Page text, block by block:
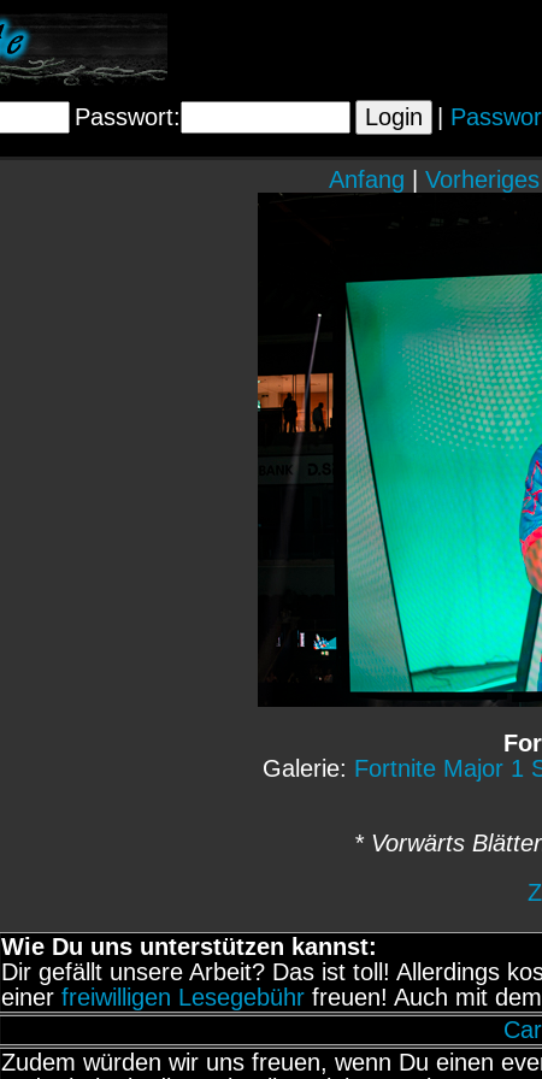
Passwort:
Anfang
Galerie: Fortnite Major 1
* Vorwärts
Wie Du uns unterstützen kannst:
Dir gefällt unsere Arbeit? Das ist toll! Allerdings
einer freiwilligen Lesegebührfreuen! Auch mit
Zudem würden wir uns freuen, wenn Du einen